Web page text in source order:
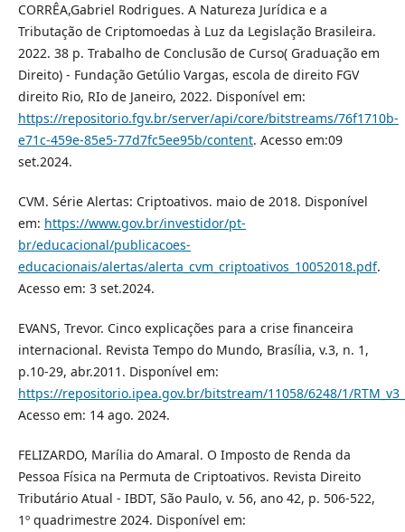
CORRÊA,Gabriel Rodrigues. A Natureza Jurídica e a
Tributação de Criptomoedas à Luz da Legislação Brasileira.
2022. 38 p. Trabalho de Conclusão de Curso( Graduação em
Direito) - Fundação Getúlio Vargas, escola de direito FGV
direito Rio, RIo de Janeiro, 2022. Disponível em:
https://repositorio.fgv.br/server/api/core/bitstreams/76f1710b-
e71c-459e-85e5-77d7fc5ee95b/content. Acesso em:09
set.2024.
CVM. Série Alertas: Criptoativos. maio de 2018. Disponível
em: https://www.gov.br/investidor/pt-
br/educacional/publicacoes-
educacionais/alertas/alerta_cvm_criptoativos_10052018.pdf.
Acesso em: 3 set.2024.
EVANS, Trevor. Cinco explicações para a crise financeira
internacional. Revista Tempo do Mundo, Brasília, v.3, n. 1,
p.10-29, abr.2011. Disponível em:
https://repositorio.ipea.gov.br/bitstream/11058/6248/1/
Acesso em: 14 ago. 2024.
FELIZARDO, Marília do Amaral. O Imposto de Renda da
Pessoa Física na Permuta de Criptoativos. Revista Direito
Tributário Atual - IBDT, São Paulo, v. 56, ano 42, p. 506-522,
1º quadrimestre 2024. Disponível em: